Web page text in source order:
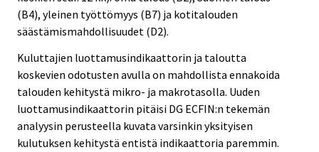
(B4), yleinen työttömyys (B7) ja kotitalouden
säästämismahdollisuudet (D2).
Kuluttajien luottamusindikaattorin ja taloutta
koskevien odotusten avulla on mahdollista ennakoida
talouden kehitystä mikro- ja makrotasolla. Uuden
luottamusindikaattorin pitäisi DG ECFIN:n tekemän
analyysin perusteella kuvata varsinkin yksityisen
kulutuksen kehitystä entistä indikaattoria paremmin.